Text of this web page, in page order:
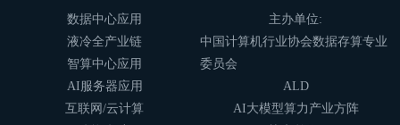
数据中心应用
液冷全产业链
智算中心应用
AI服务器应用
互联网/云计算
主办单位:
中国计算机行业协会数据存算专业
委员会
ALD
AI大模型算力产业方阵